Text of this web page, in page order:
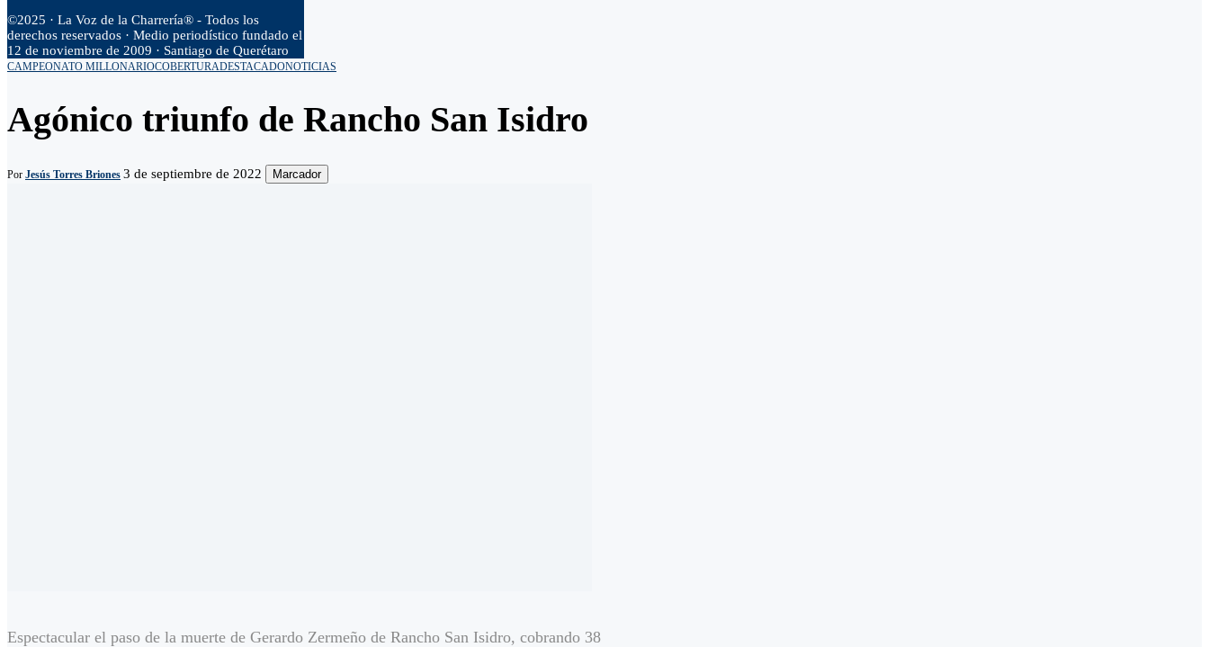
©2025 · La Voz de la Charrería® - Todos los
derechos reservados · Medio periodístico fundado el
12 de noviembre de 2009 · Santiago de Querétaro
CAMPEONATO MILLONARIOCOBERTURADESTACADONOTICIAS
Agónico triunfo de Rancho San Isidro
Por Jesús Torres Briones 3 de septiembre de 2022 Marcador
Espectacular el paso de la muerte de Gerardo Zermeño de Rancho San Isidro, cobrando 38